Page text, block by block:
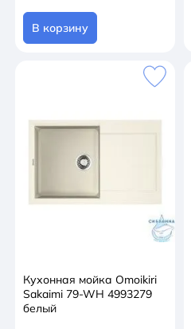
В корзину
Кухонная мойка Omoikiri
Sakaimi 79-WH 4993279
белый